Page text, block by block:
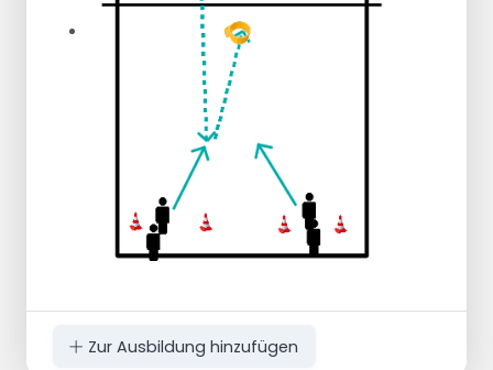
Zur Ausbildung hinzufügen